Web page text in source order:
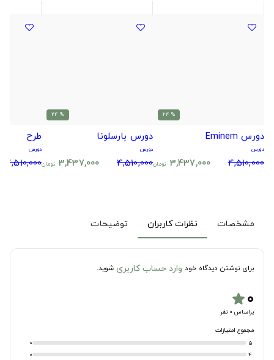
% 24
دورس Eminem
دورس
4,510,000
3,437,000 تومان
% 24
دورس بارسلونا
دورس
4,510,000
3,437,000 تومان
طرح
دورس
4,510,000
مشخصات نظرات کاربران توضیحات
برای نوشتن دیدگاه خود وارد حساب کاربری شوید.
۰star
براساس 0 نفر
مجموع امتیازات
5
0
4
0